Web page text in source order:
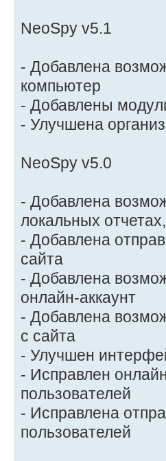
NeoSpy v5.1
- Добавлена
компьютер
- Добавлены
- Улучшена
NeoSpy v5.0
- Добавлена
локальных
- Добавлена
сайта
- Добавлена
онлайн-аккаунт
- Добавлена
с сайта
- Улучшен
- Исправлен
пользователей
- Исправлена
пользователей